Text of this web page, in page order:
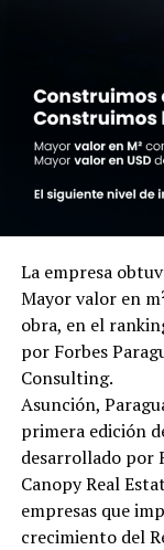
La empresa
Mayor valor en
obra, en el
por Forbes
Consulting.
Asunción,
primera edición
desarrollado por
Canopy Real
empresas que
crecimiento del